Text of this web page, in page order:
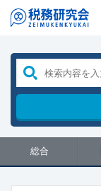
総合